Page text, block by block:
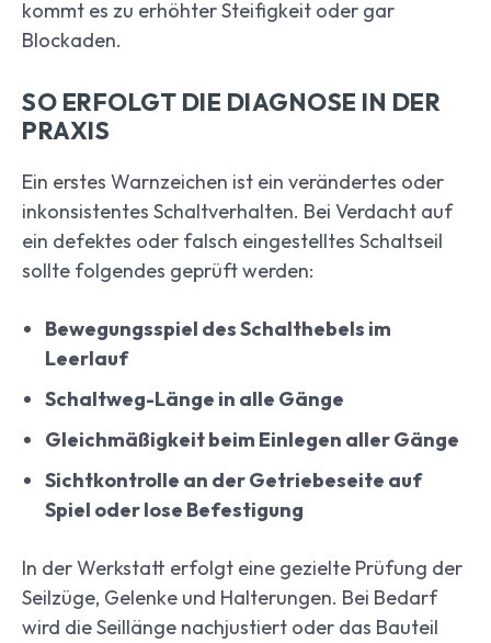
kommt es zu erhöhter Steifigkeit oder gar
Blockaden.
SO ERFOLGT DIE DIAGNOSE IN DER
PRAXIS
Ein erstes Warnzeichen ist ein verändertes oder
inkonsistentes Schaltverhalten. Bei Verdacht auf
ein defektes oder falsch eingestelltes Schaltseil
sollte folgendes geprüft werden:
Bewegungsspiel des Schalthebels im
Leerlauf
Schaltweg-Länge in alle Gänge
Gleichmäßigkeit beim Einlegen aller Gänge
Sichtkontrolle an der Getriebeseite auf
Spiel oder lose Befestigung
In der Werkstatt erfolgt eine gezielte Prüfung der
Seilzüge, Gelenke und Halterungen. Bei Bedarf
wird die Seillänge nachjustiert oder das Bauteil